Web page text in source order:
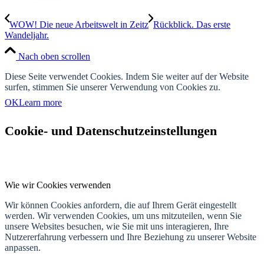
WOW! Die neue Arbeitswelt in Zeitz Rückblick. Das erste
Wandeljahr.
Nach oben scrollen
Diese Seite verwendet Cookies. Indem Sie weiter auf der Website
surfen, stimmen Sie unserer Verwendung von Cookies zu.
OKLearn more
Cookie- und Datenschutzeinstellungen
Wie wir Cookies verwenden
Wir können Cookies anfordern, die auf Ihrem Gerät eingestellt
werden. Wir verwenden Cookies, um uns mitzuteilen, wenn Sie
unsere Websites besuchen, wie Sie mit uns interagieren, Ihre
Nutzererfahrung verbessern und Ihre Beziehung zu unserer Website
anpassen.